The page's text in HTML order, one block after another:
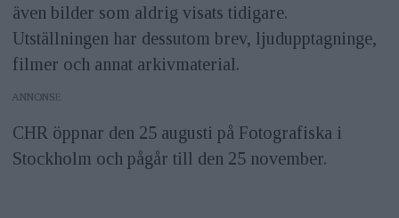
även bilder som aldrig visats tidigare.
Utställningen har dessutom brev, ljudupptagninge,
filmer och annat arkivmaterial.
ANNONS
CHR öppnar den 25 augusti på Fotografiska i
Stockholm och pågår till den 25 november.